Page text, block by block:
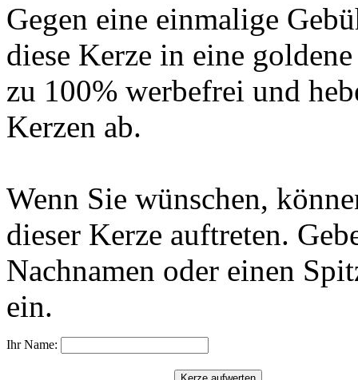
Gegen eine einmalige
diese Kerze in eine
zu 100% werbefrei und
Kerzen ab.
Wenn Sie wünschen,
dieser Kerze auftreten.
Nachnamen oder einen
ein.
Ihr Name: